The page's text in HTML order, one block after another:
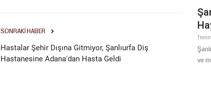
SONRAKI HABER
Hastalar Şehir Dışına Gitmiyor, Şanlıurfa Diş
Hastanesine Adana'dan Hasta Geldi
Çıkarması
ve